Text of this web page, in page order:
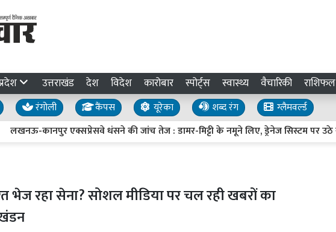
उत्तराखंड देश विदेश कारोबार स्पोर्ट्स स्वास्थ्य वैचारिकी राशिफल
रंगोली कैंपस यूरेका शब्द रंग
ग्लैमवर्ल्ड
कानपुर एक्सप्रेसवे धंसने की जांच तेज : डामर-मिट्टी के नमूने लिए, ड्रेनेज सिस्टम पर उठे सवाल
भेज रहा सेना? सोशल मीडिया पर चल रही खबरों का